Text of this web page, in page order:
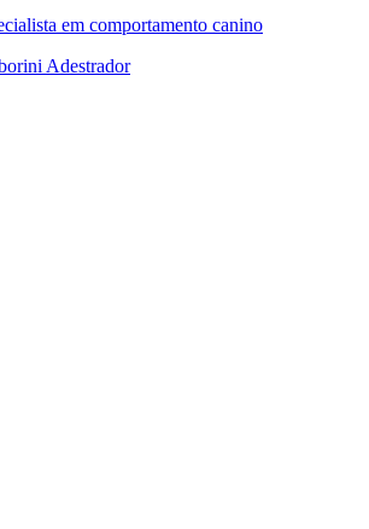
em comportamento canino
Adestrador